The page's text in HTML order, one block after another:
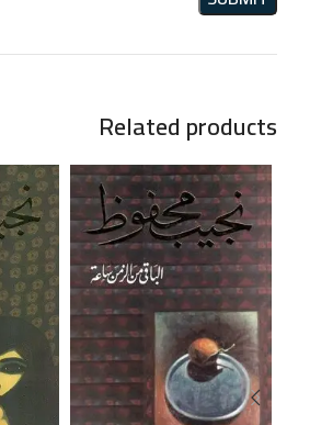
Related products